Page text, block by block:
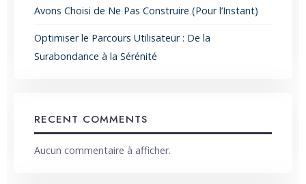
Avons Choisi de Ne Pas Construire (Pour l’Instant)
Optimiser le Parcours Utilisateur : De la
Surabondance à la Sérénité
RECENT COMMENTS
Aucun commentaire à afficher.